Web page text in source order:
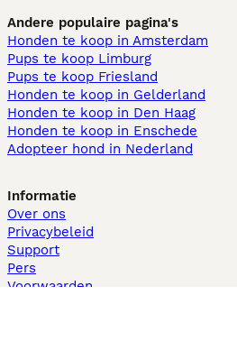
Andere populaire pagina's
Honden te koop in Amsterdam
Pups te koop Limburg​
Pups te koop Friesland​
Honden te koop in Gelderland
Honden te koop in Den Haag
Honden te koop in Enschede
Adopteer hond in Nederland
Informatie
Over ons
Privacybeleid
Support
Pers
Voorwaarden